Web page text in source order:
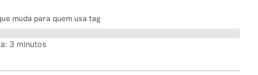
muda para quem usa tag
3 minutos